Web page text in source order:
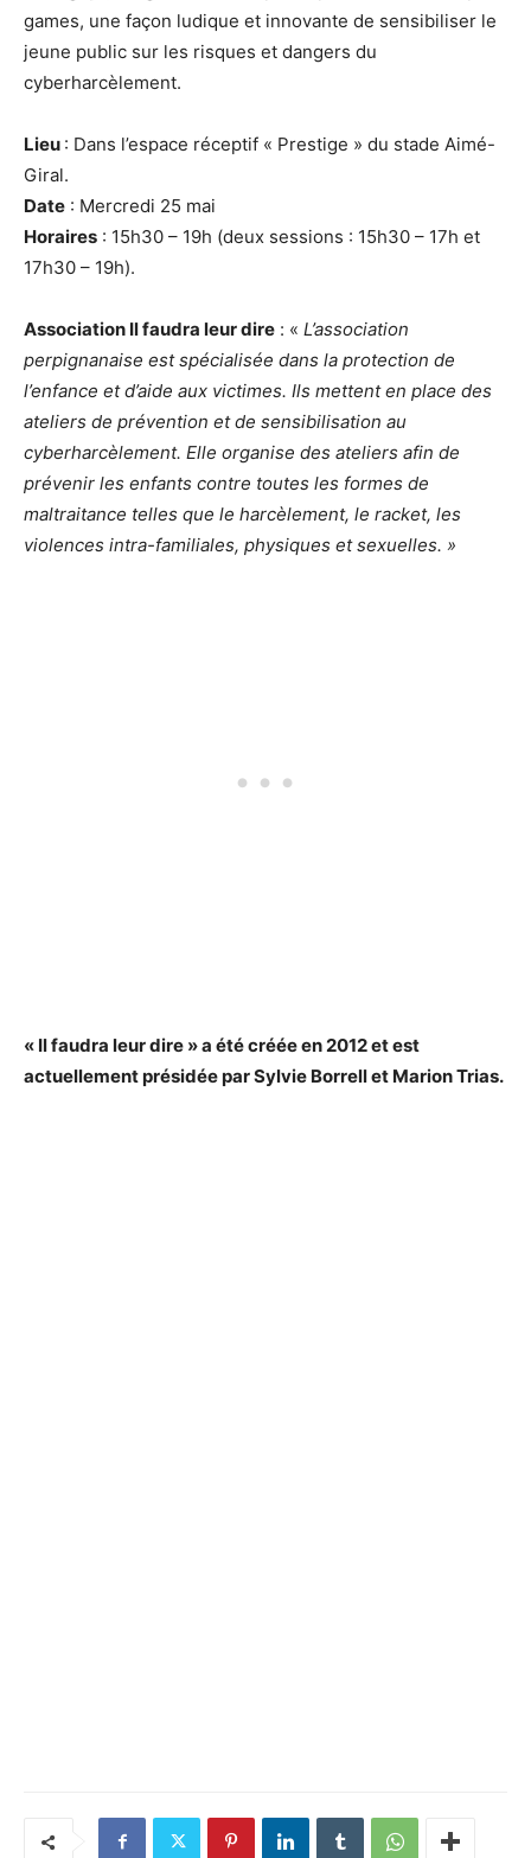
games, une façon ludique et innovante de sensibiliser le
jeune public sur les risques et dangers du
cyberharcèlement.
Lieu : Dans l’espace réceptif « Prestige » du stade Aimé-
Giral.
Date : Mercredi 25 mai
Horaires : 15h30 – 19h (deux sessions : 15h30 – 17h et
17h30 – 19h).
Association Il faudra leur dire : « L’association
perpignanaise est spécialisée dans la protection de
l’enfance et d’aide aux victimes. Ils mettent en place des
ateliers de prévention et de sensibilisation au
cyberharcèlement. Elle organise des ateliers afin de
prévenir les enfants contre toutes les formes de
maltraitance telles que le harcèlement, le racket, les
violences intra-familiales, physiques et sexuelles. »
« Il faudra leur dire » a été créée en 2012 et est
actuellement présidée par Sylvie Borrell et Marion Trias.